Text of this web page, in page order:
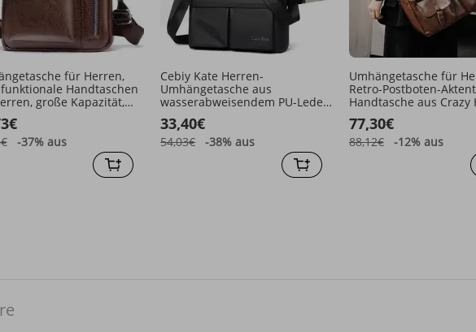
für Herren,
Handtaschen
große Kapazität,
Bags,
-37% aus
Cebiy Kate Herren-
Umhängetasche aus
wasserabweisendem PU-Leder,
Fächer, lässige Alltagstasche
33,40€
54,03€ -38%aus
Umhängetasche für
Retro-Postboten-
Handtasche aus Crazy
Umhängetasche,
77,30€
88,12€ -12% aus